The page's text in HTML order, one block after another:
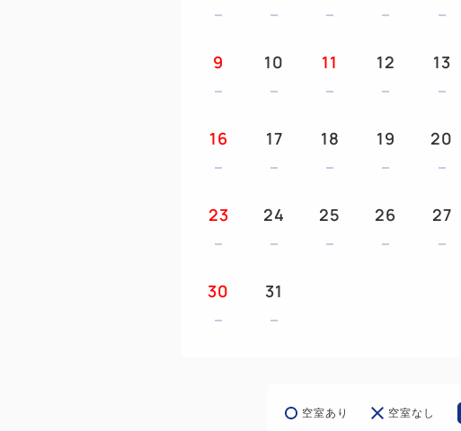
9 10 11 12 13
16 17 18 19 20
23 24 25 26 27
30 31
空室あり 空室なし